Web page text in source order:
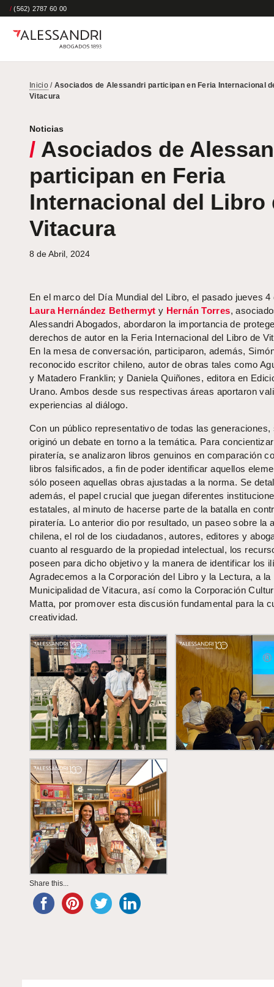
/ (562) 2787 60 00
Inicio/ Asociados de Alessandri participan en Feria Internacional
Vitacura
Noticias
/ Asociados de
participan en Feria
Internacional del Libro
Vitacura
8 de Abril, 2024
En el marco del Día Mundial del Libro, el pasado jueves 4
Laura Hernández Bethermyt y Hernán Torres,
Alessandri Abogados, abordaron la importancia de
derechos de autor en la Feria Internacional del Libro de
En la mesa de conversación, participaron, además,
reconocido escritor chileno, autor de obras tales como
y Matadero Franklin; y Daniela Quiñones, editora en
Urano. Ambos desde sus respectivas áreas aportaron
experiencias al diálogo.
Con un público representativo de todas las generaciones,
originó un debate en torno a la temática. Para
piratería, se analizaron libros genuinos en comparación
libros falsificados, a fin de poder identificar aquellos
sólo poseen aquellas obras ajustadas a la norma. Se
además, el papel crucial que juegan diferentes
estatales, al minuto de hacerse parte de la batalla en
piratería. Lo anterior dio por resultado, un paseo sobre la
chilena, el rol de los ciudadanos, autores, editores y
cuanto al resguardo de la propiedad intelectual, los
poseen para dicho objetivo y la manera de identificar los
Agradecemos a la Corporación del Libro y la Lectura, a la
Municipalidad de Vitacura, así como la Corporación
Matta, por promover esta discusión fundamental para la
creatividad.
Share this...